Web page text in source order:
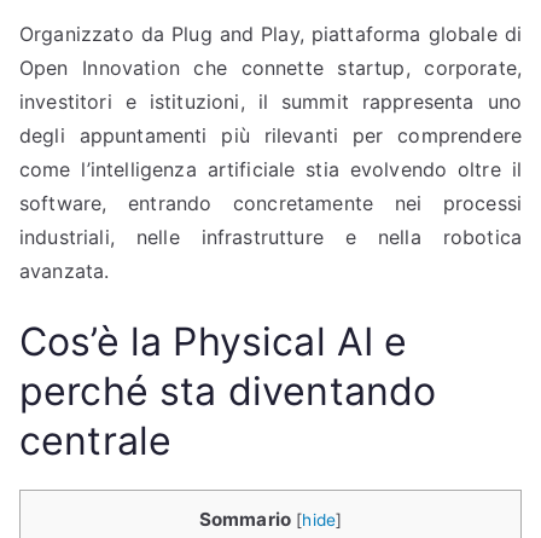
Organizzato da Plug and Play, piattaforma globale di
Open Innovation che connette startup, corporate,
investitori e istituzioni, il summit rappresenta uno
degli appuntamenti più rilevanti per comprendere
come l’intelligenza artificiale stia evolvendo oltre il
software, entrando concretamente nei processi
industriali, nelle infrastrutture e nella robotica
avanzata.
Cos’è la Physical AI e
perché sta diventando
centrale
Sommario [hide]